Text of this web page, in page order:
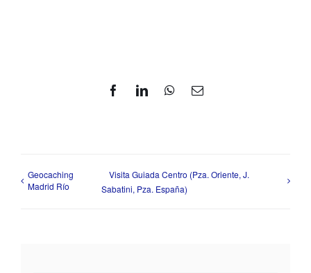
FacebookLinkedInWhatsApp
Correo
Geocaching
Madrid Río
Visita Guiada Centro (Pza. Oriente, J.
Sabatini, Pza. España)